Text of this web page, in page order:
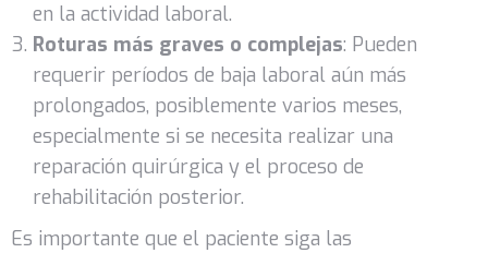
en la actividad laboral.
Roturas más graves o complejas: Pueden
requerir períodos de baja laboral aún más
prolongados, posiblemente varios meses,
especialmente si se necesita realizar una
reparación quirúrgica y el proceso de
rehabilitación posterior.
Es importante que el paciente siga las